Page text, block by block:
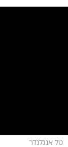
טל אנגלנדר